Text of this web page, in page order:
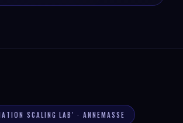
SCALING LAB' · ANNEMASSE